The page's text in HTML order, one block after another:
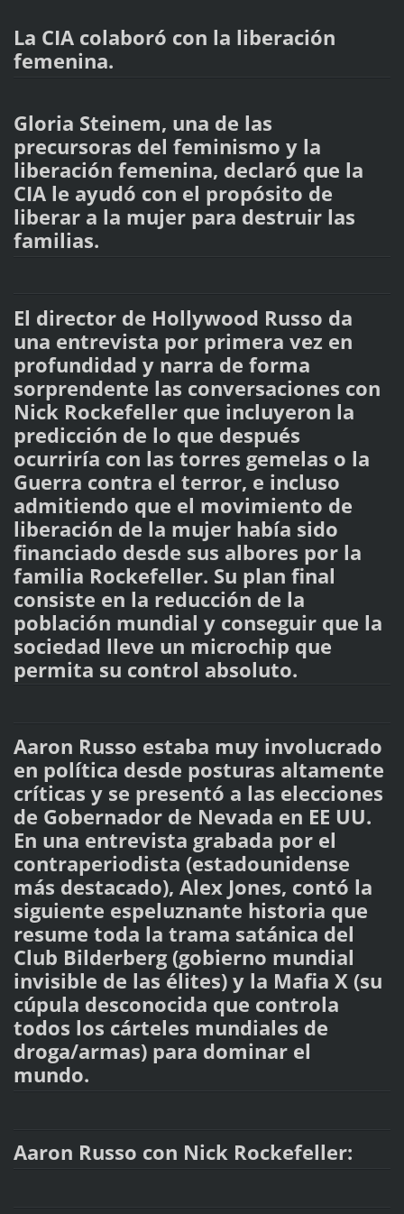
La CIA colaboró con la liberación
femenina.
Gloria Steinem, una de las
precursoras del feminismo y la
liberación femenina, declaró que la
CIA le ayudó con el propósito de
liberar a la mujer para destruir las
familias.
El director de Hollywood Russo da
una entrevista por primera vez en
profundidad y narra de forma
sorprendente las conversaciones con
Nick Rockefeller que incluyeron la
predicción de lo que después
ocurriría con las torres gemelas o la
Guerra contra el terror, e incluso
admitiendo que el movimiento de
liberación de la mujer había sido
financiado desde sus albores por la
familia Rockefeller. Su plan final
consiste en la reducción de la
población mundial y conseguir que la
sociedad lleve un microchip que
permita su control absoluto.
Aaron Russo estaba muy involucrado
en política desde posturas altamente
críticas y se presentó a las elecciones
de Gobernador de Nevada en EE UU.
En una entrevista grabada por el
contraperiodista (estadounidense
más destacado), Alex Jones, contó la
siguiente espeluznante historia que
resume toda la trama satánica del
Club Bilderberg (gobierno mundial
invisible de las élites) y la Mafia X (su
cúpula desconocida que controla
todos los cárteles mundiales de
droga/armas) para dominar el
mundo.
Aaron Russo con Nick Rockefeller: